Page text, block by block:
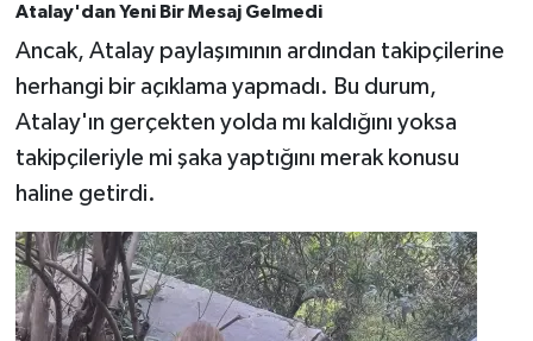
Atalay'dan Yeni Bir Mesaj Gelmedi
Ancak, Atalay paylaşımının ardından takipçilerine
herhangi bir açıklama yapmadı. Bu durum,
Atalay'ın gerçekten yolda mı kaldığını yoksa
takipçileriyle mi şaka yaptığını merak konusu
haline getirdi.